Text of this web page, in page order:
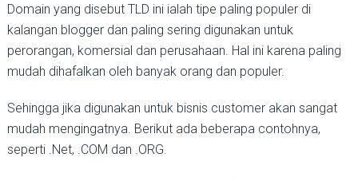
Domain yang disebut TLD ini ialah tipe paling populer di
kalangan blogger dan paling sering digunakan untuk
perorangan, komersial dan perusahaan. Hal ini karena paling
mudah dihafalkan oleh banyak orang dan populer.
Sehingga jika digunakan untuk bisnis customer akan sangat
mudah mengingatnya. Berikut ada beberapa contohnya,
seperti .Net, .COM dan .ORG.